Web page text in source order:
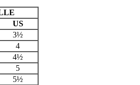
US
3½
4
4½
5
5½